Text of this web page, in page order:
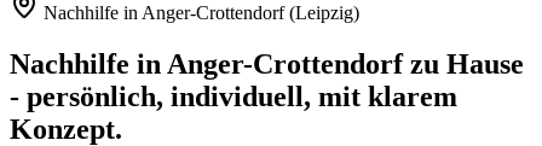
Nachhilfe in Anger-Crottendorf(Leipzig)
Nachhilfe in Anger-Crottendorfzu Hause
- persönlich, individuell, mit klarem
Konzept.